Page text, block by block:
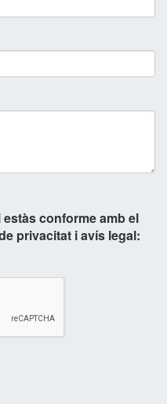
conforme amb el
privacitat i avís legal: